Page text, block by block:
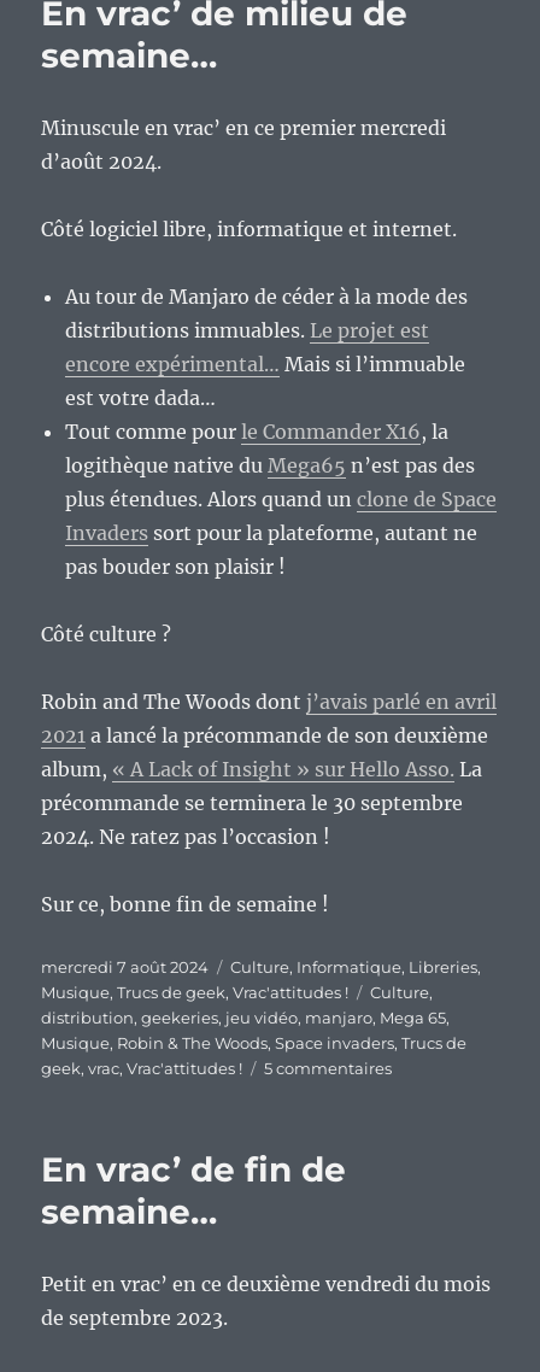
milieu
En vrac’ de milieu de
semaine…
Minuscule en vrac’ en ce premier mercredi
d’août 2024.
Côté logiciel libre, informatique et internet.
Au tour de Manjaro de céder à la mode des
distributions immuables. Le projet est
encore expérimental… Mais si l’immuable
est votre dada…
Tout comme pourle Commander X16, la
logithèque native duMega65 n’est pas des
plus étendues. Alors quand unclone de Space
Invaders sort pour la plateforme, autant ne
pas bouder son plaisir !
Côté culture ?
Robin and The Woods dontj’avais parlé en avril
2021 a lancé la précommande de son deuxième
album, « A Lack of Insight » sur Hello Asso. La
précommande se terminera le 30 septembre
2024. Ne ratez pas l’occasion !
Sur ce, bonne fin de semaine !
Publié
le
mercredi 7 août 2024 Catégories
Culture, Informatique, Libreries,
Musique,Trucs de geek,Vrac'attitudes ! Étiquettes
Culture,
distribution,geekeries, jeu vidéo, manjaro, Mega 65,
Musique, Robin & The Woods,Space invaders,Trucs de
geek,vrac,Vrac'attitudes ! 5 commentairessur
En vrac’ de fin de
semaine…
Petit en vrac’ en ce deuxième vendredi du mois
de septembre 2023.